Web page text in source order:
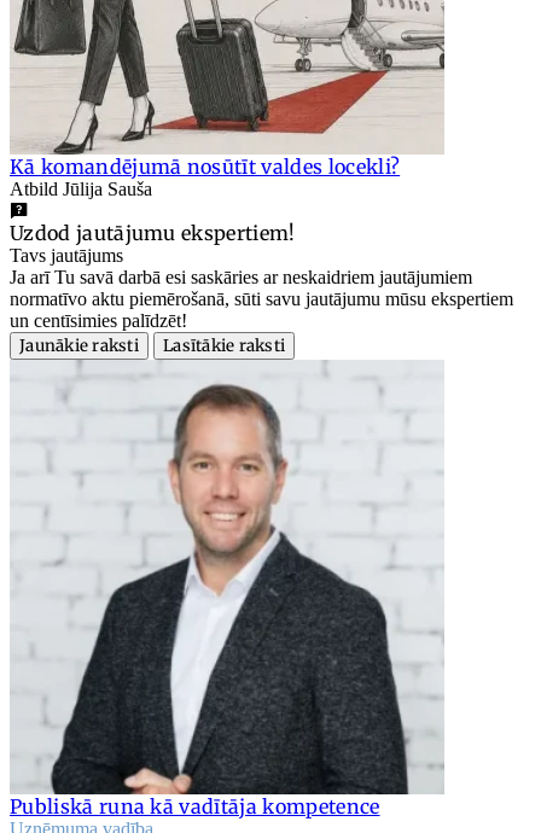
Kā komandējumā nosūtīt valdes locekli?
Atbild Jūlija Sauša
Uzdod jautājumu ekspertiem!
Tavs jautājums
Ja arī Tu savā darbā esi saskāries ar neskaidriem jautājumiem
normatīvo aktu piemērošanā, sūti savu jautājumu mūsu ekspertiem
un centīsimies palīdzēt!
Jaunākie raksti
Lasītākie raksti
Publiskā runa kā vadītāja kompetence
Uzņēmuma vadība